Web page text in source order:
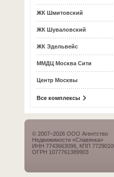
ЖК Шмитовский
ЖК Шуваловский
ЖК Эдельвейс
ММДЦ Москва Сити
Центр Москвы
Все комплексы
© 2007–2026 ООО Агентство
Недвижимости «Славянка»
ИНН 7743663096, КПП
ОГРН 1077761389903